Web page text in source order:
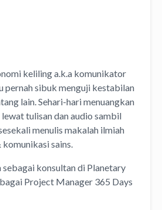
kelilinga.k.a komunikator
pernah sibuk menguji kestabilan
lain. Sehari-hari menuangkan
lewattulisandanaudio sambil
menulis makalah ilmiah
komunikasi sains.
konsultan di Planetary
Project Manager 365 Days